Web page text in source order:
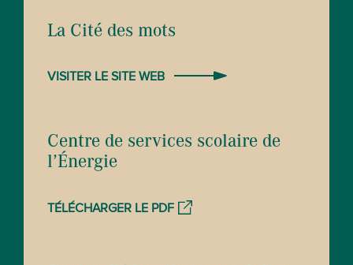
La Cité des mots
VISITER LE SITE WEB
Centre de services scolaire de
l’Énergie
TÉLÉCHARGER LE PDF